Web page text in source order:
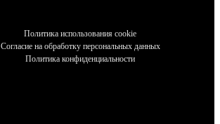
Политика использования cookie
Согласие на обработку персональных данных
Политика конфиденциальности